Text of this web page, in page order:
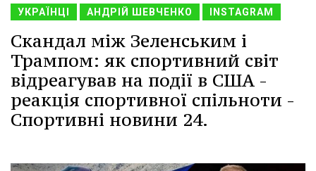
УКРАЇНЦІ АНДРІЙ ШЕВЧЕНКО INSTAGRAM
Скандал між Зеленським і
Трампом: як спортивний світ
відреагував на події в США -
реакція спортивної спільноти -
Спортивні новини 24.